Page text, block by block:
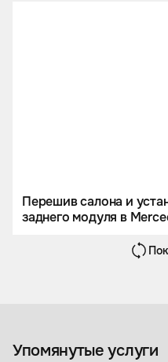
Перешив салона и
заднего модуля в
Упомянутые услуги
деталей из карбона